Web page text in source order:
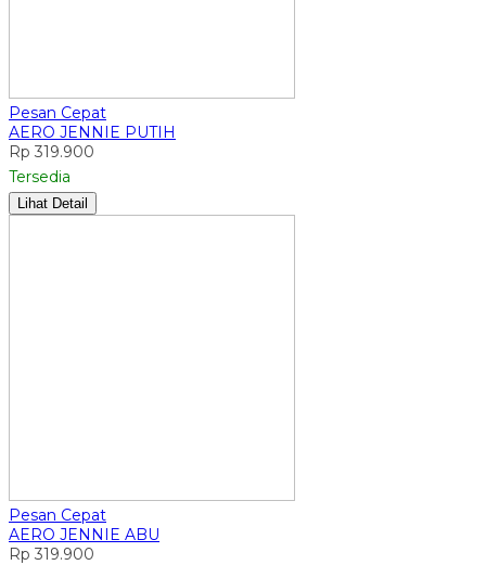
Pesan Cepat
AERO JENNIE PUTIH
Rp 319.900
Tersedia
Lihat Detail
Pesan Cepat
AERO JENNIE ABU
Rp 319.900